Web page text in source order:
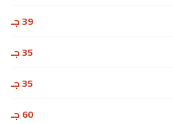
39 جـ
35 جـ
35 جـ
60 جـ